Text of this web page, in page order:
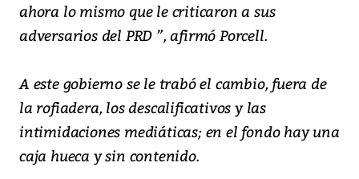
ahora lo mismo que le criticaron a sus
adversarios del PRD ”, afirmó Porcell.
A este gobierno se le trabó el cambio, fuera de
la rofiadera, los descalificativos y las
intimidaciones mediáticas; en el fondo hay una
caja hueca y sin contenido.